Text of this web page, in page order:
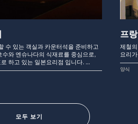
수 있는 객실과 카운터석을 준비하고
와 엔슈나다의 식재료를 중심으로,
하고 있는 일본요리점 입니다. ...
프
제철
요리
양식
모두 보기